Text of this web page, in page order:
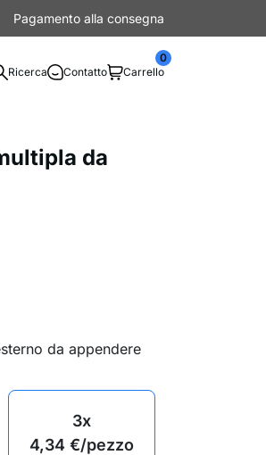
Pagamento alla consegna
Ricerca Contatto Carrello
0
da
da appendere
3x
4,34€/pezzo